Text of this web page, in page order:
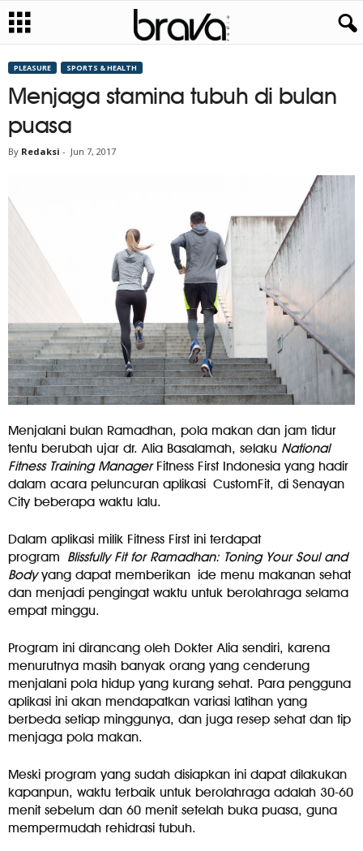
PLEASURE SPORTS & HEALTH
Menjaga stamina tubuh di bulan
puasa
By Redaksi - Jun 7, 2017
Menjalani bulan Ramadhan, pola makan dan jam tidur
tentu berubah ujar dr. Alia Basalamah, selaku National
Fitness Training ManagerFitness First Indonesia yang hadir
dalam acara peluncuran aplikasi CustomFit, di Senayan
City beberapa waktu lalu.
Dalam aplikasi milik Fitness First ini terdapat
program Blissfully Fit for Ramadhan: Toning Your Soul and
Bodyyang dapat memberikan ide menu makanan sehat
dan menjadi pengingat waktu untuk berolahraga selama
empat minggu.
Program ini dirancang oleh Dokter Alia sendiri, karena
menurutnya masih banyak orang yang cenderung
menjalani pola hidup yang kurang sehat. Para pengguna
aplikasi ini akan mendapatkan variasi latihan yang
berbeda setiap minggunya, dan juga resep sehat dan tip
menjaga pola makan.
Meski program yang sudah disiapkan ini dapat dilakukan
kapanpun, waktu terbaik untuk berolahraga adalah 30-60
menit sebelum dan 60 menit setelah buka puasa, guna
mempermudah rehidrasi tubuh.